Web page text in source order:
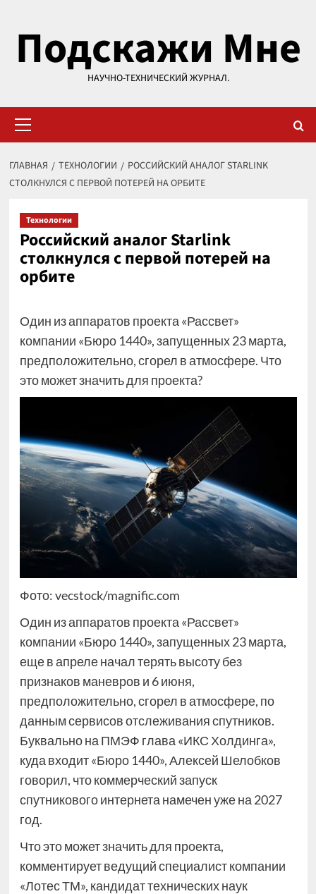
содержимому
Подскажи Мне
НАУЧНО-ТЕХНИЧЕСКИЙ ЖУРНАЛ.
меню
ГЛАВНАЯ ТЕХНОЛОГИИ
РОССИЙСКИЙ АНАЛОГ STARLINK
СТОЛКНУЛСЯ С ПЕРВОЙ ПОТЕРЕЙ НА ОРБИТЕ
Технологии
Российский аналог Starlink
столкнулся с первой потерей на
орбите
Один из аппаратов проекта «Рассвет»
компании «Бюро 1440», запущенных 23 марта,
предположительно, сгорел в атмосфере. Что
это может значить для проекта?
Фото: vecstock/magnific.com
Один из аппаратов проекта «Рассвет»
компании «Бюро 1440», запущенных 23 марта,
еще в апреле начал терять высоту без
признаков маневров и 6 июня,
предположительно, сгорел в атмосфере, по
данным сервисов отслеживания спутников.
Буквально на ПМЭФ глава «ИКС Холдинга»,
куда входит «Бюро 1440», Алексей Шелобков
говорил, что коммерческий запуск
спутникового интернета намечен уже на 2027
год.
Что это может значить для проекта,
комментирует ведущий специалист компании
«Лотес ТМ», кандидат технических наук